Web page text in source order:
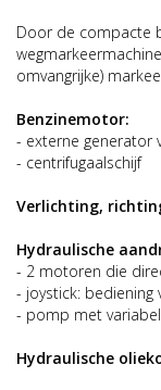
Door de compacte
omvangrijke)
Benzinemotor:
- externe generator
- centrifugaalschijf
Verlichting,
Hydraulische
- 2 motoren die
- joystick:
- pomp met
Hydraulische